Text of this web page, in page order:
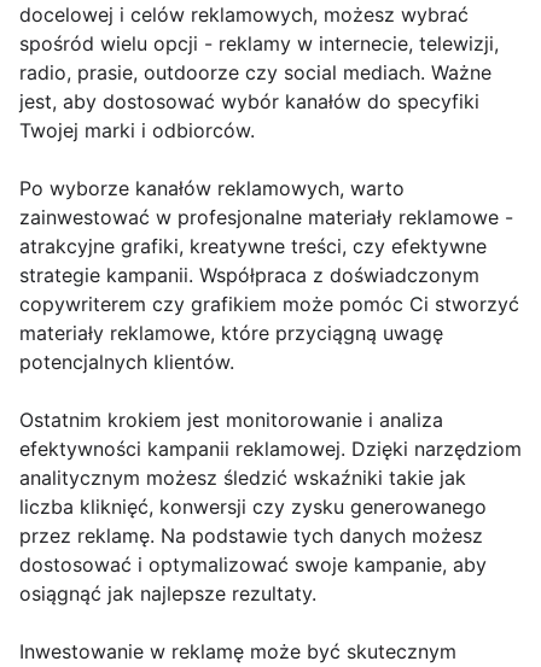
docelowej i celów reklamowych, możesz wybrać
spośród wielu opcji - reklamy w internecie, telewizji,
radio, prasie, outdoorze czy social mediach. Ważne
jest, aby dostosować wybór kanałów do specyfiki
Twojej marki i odbiorców.
Po wyborze kanałów reklamowych, warto
zainwestować w profesjonalne materiały reklamowe -
atrakcyjne grafiki, kreatywne treści, czy efektywne
strategie kampanii. Współpraca z doświadczonym
copywriterem czy grafikiem może pomóc Ci stworzyć
materiały reklamowe, które przyciągną uwagę
potencjalnych klientów.
Ostatnim krokiem jest monitorowanie i analiza
efektywności kampanii reklamowej. Dzięki narzędziom
analitycznym możesz śledzić wskaźniki takie jak
liczba kliknięć, konwersji czy zysku generowanego
przez reklamę. Na podstawie tych danych możesz
dostosować i optymalizować swoje kampanie, aby
osiągnąć jak najlepsze rezultaty.
Inwestowanie w reklamę może być skutecznym